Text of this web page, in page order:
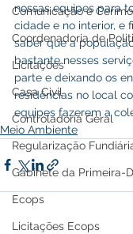
Comunicação e
Coordenadoria de
Licitações
Casa Civil
Controladoria Geral
Regularização
Gabinete da Primeira-
Ecops
Licitações Ecops
nossas equipes para
cidade e no interior, e
saber que a
bastante nesses
parte e deixando os
residências no local
equipes fazerem a
Meio Ambiente